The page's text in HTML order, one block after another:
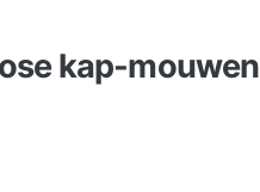
kap-mouwen